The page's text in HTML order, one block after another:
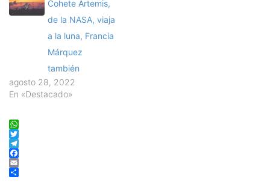
Cohete Artemis,
de la NASA, viaja
a la luna, Francia
Márquez
también
agosto 28, 2022
En «Destacado»
WhatsApp
Twitter
Telegram
Facebook
Email